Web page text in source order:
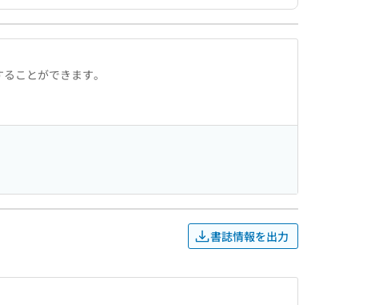
ことができます。
書誌情報を出力